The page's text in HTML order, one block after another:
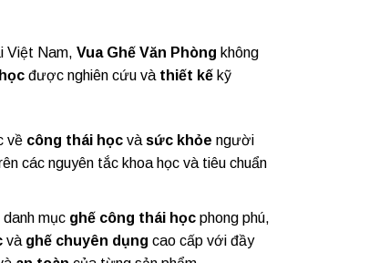
Việt Nam, Vua Ghế Văn Phòng không
được nghiên cứu và thiết kế kỹ
về công thái họcvà sức khỏe người
các nguyên tắc khoa học và tiêu chuẩn
mục ghế công thái họcphong phú,
và ghế chuyên dụng cao cấp với đầy